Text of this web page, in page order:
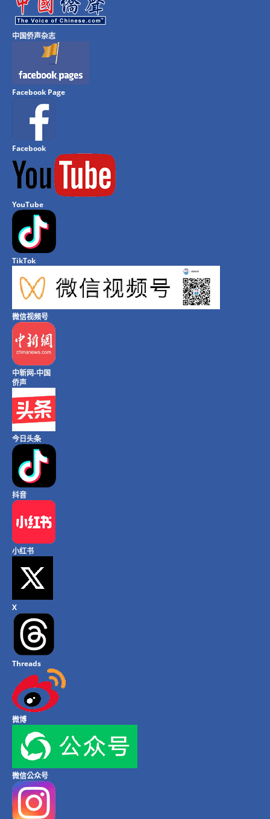
中国侨声杂志
Facebook Page
Facebook
YouTube
TikTok
微信视频号
中新网-中国
侨声
今日头条
抖音
小红书
X
Threads
微博
微信公众号